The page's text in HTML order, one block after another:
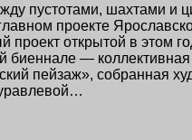
пустотами, шахтами и
проекте
проект открытой в этом
биеннале — коллективная
пейзаж», собранная